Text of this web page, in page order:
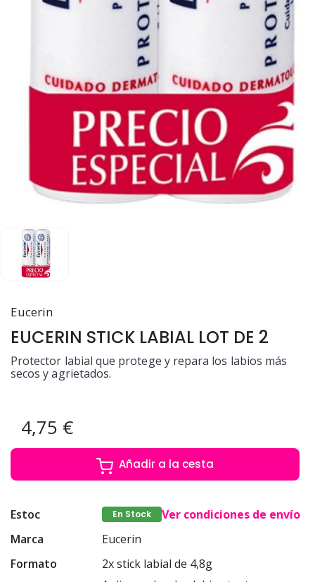
Eucerin
EUCERIN STICK LABIAL LOT DE 2
Protector labial que protege y repara los labios más
secos y agrietados.
4,75 €
Añadir a la cesta
Estoc En Stock
Ver condiciones de envío
Marca
Eucerin
Formato
2x stick labial de 4,8g